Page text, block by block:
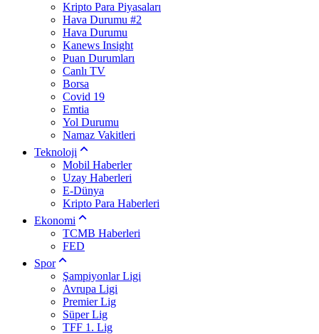
Kripto Para Piyasaları
Hava Durumu #2
Hava Durumu
Kanews Insight
Puan Durumları
Canlı TV
Borsa
Covid 19
Emtia
Yol Durumu
Namaz Vakitleri
Teknoloji
Mobil Haberler
Uzay Haberleri
E-Dünya
Kripto Para Haberleri
Ekonomi
TCMB Haberleri
FED
Spor
Şampiyonlar Ligi
Avrupa Ligi
Premier Lig
Süper Lig
TFF 1. Lig